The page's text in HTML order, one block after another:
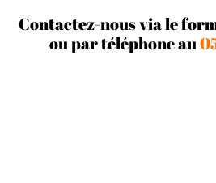
Contactez-nous via le
ou par téléphone au